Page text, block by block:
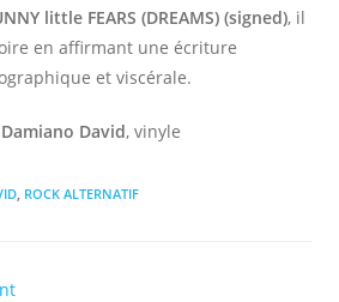
little FEARS (DREAMS) (signed), il
en affirmant une écriture
et viscérale.
Damiano David, vinyle
ROCK ALTERNATIF